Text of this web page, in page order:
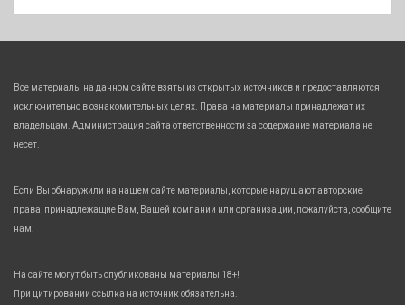
Все материалы на данном сайте взяты из открытых источников и предоставляются
исключительно в ознакомительных целях. Права на материалы принадлежат их
владельцам. Администрация сайта ответственности за содержание материала не
несет.
Если Вы обнаружили на нашем сайте материалы, которые нарушают авторские
права, принадлежащие Вам, Вашей компании или организации, пожалуйста, сообщите
нам.
На сайте могут быть опубликованы материалы 18+!
При цитировании ссылка на источник обязательна.